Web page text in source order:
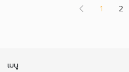
1(current)
2
เมนู